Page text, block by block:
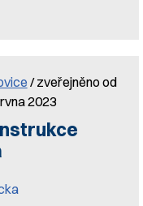
/ zveřejněno od
2023